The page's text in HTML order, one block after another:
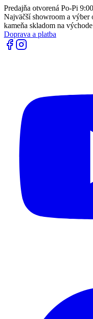
Predajňa otvorená Po-Pi
Najväčší showroom a výber
kameňa skladom na
Doprava a platba